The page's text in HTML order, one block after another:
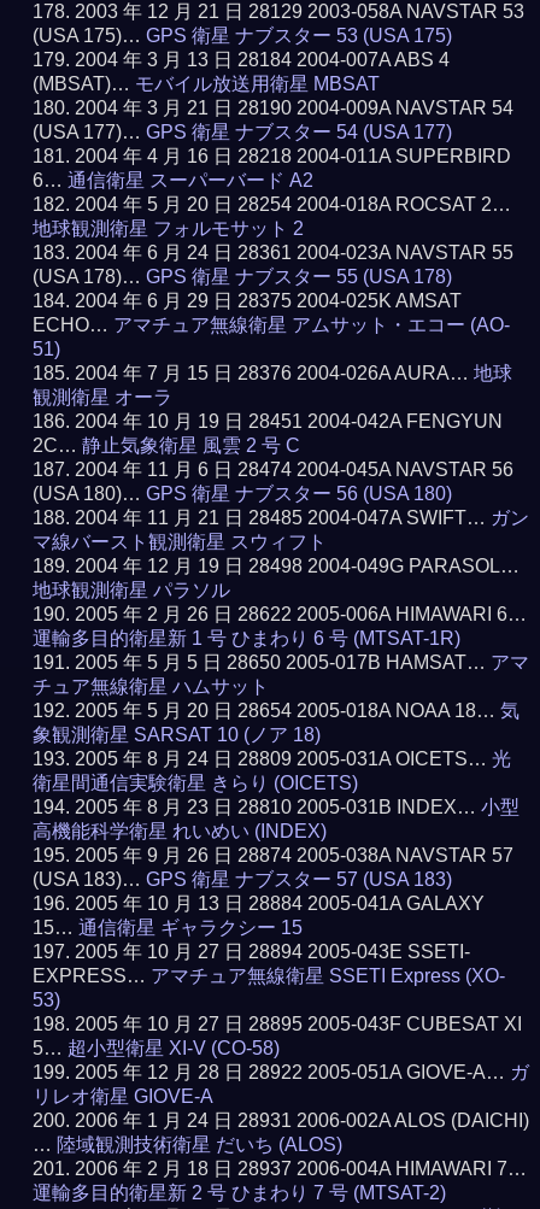
2003 年 12 月 21 日 28129 2003-058A NAVSTAR 53
(USA 175)…GPS 衛星 ナブスター 53 (USA 175)
2004 年 3 月 13 日 28184 2004-007A ABS 4
(MBSAT)… モバイル放送用衛星 MBSAT
2004 年 3 月 21 日 28190 2004-009A NAVSTAR 54
(USA 177)…GPS 衛星 ナブスター 54 (USA 177)
2004 年 4 月 16 日 28218 2004-011A SUPERBIRD
6…通信衛星 スーパーバード A2
2004 年 5 月 20 日 28254 2004-018A ROCSAT 2…
地球観測衛星 フォルモサット 2
2004 年 6 月 24 日 28361 2004-023A NAVSTAR 55
(USA 178)…GPS 衛星 ナブスター 55 (USA 178)
2004 年 6 月 29 日 28375 2004-025K AMSAT
ECHO… アマチュア無線衛星 アムサット・エコー (AO-
51)
2004 年 7 月 15 日 28376 2004-026A AURA…地球
観測衛星 オーラ
2004 年 10 月 19 日 28451 2004-042A FENGYUN
2C…静止気象衛星 風雲 2 号 C
2004 年 11 月 6 日 28474 2004-045A NAVSTAR 56
(USA 180)…GPS 衛星 ナブスター 56 (USA 180)
2004 年 11 月 21 日 28485 2004-047A SWIFT… ガン
マ線バースト観測衛星 スウィフト
2004 年 12 月 19 日 28498 2004-049G PARASOL…
地球観測衛星 パラソル
2005 年 2 月 26 日 28622 2005-006A HIMAWARI 6…
運輸多目的衛星新 1 号 ひまわり 6 号 (MTSAT-1R)
2005 年 5 月 5 日 28650 2005-017B HAMSAT… アマ
チュア無線衛星 ハムサット
2005 年 5 月 20 日 28654 2005-018A NOAA 18…気
象観測衛星 SARSAT 10 (ノア 18)
2005 年 8 月 24 日 28809 2005-031A OICETS…光
衛星間通信実験衛星 きらり (OICETS)
2005 年 8 月 23 日 28810 2005-031B INDEX…小型
高機能科学衛星 れいめい (INDEX)
2005 年 9 月 26 日 28874 2005-038A NAVSTAR 57
(USA 183)…GPS 衛星 ナブスター 57 (USA 183)
2005 年 10 月 13 日 28884 2005-041A GALAXY
15…通信衛星 ギャラクシー 15
2005 年 10 月 27 日 28894 2005-043E SSETI-
EXPRESS… アマチュア無線衛星 SSETI Express (XO-
53)
2005 年 10 月 27 日 28895 2005-043F CUBESAT XI
5… 超小型衛星 XI-V (CO-58)
2005 年 12 月 28 日 28922 2005-051A GIOVE-A… ガ
リレオ衛星 GIOVE-A
2006 年 1 月 24 日 28931 2006-002A ALOS (DAICHI)
… 陸域観測技術衛星 だいち (ALOS)
2006 年 2 月 18 日 28937 2006-004A HIMAWARI 7…
運輸多目的衛星新 2 号 ひまわり 7 号 (MTSAT-2)